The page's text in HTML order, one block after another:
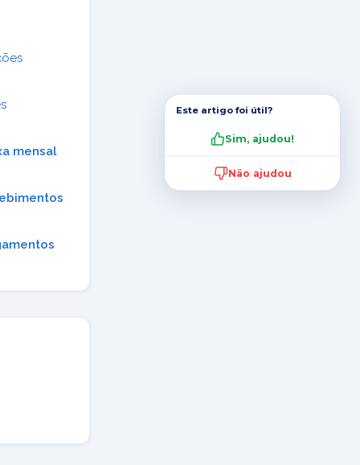
mensal
Este artigo foi útil?
Sim, ajudou!
Não ajudou